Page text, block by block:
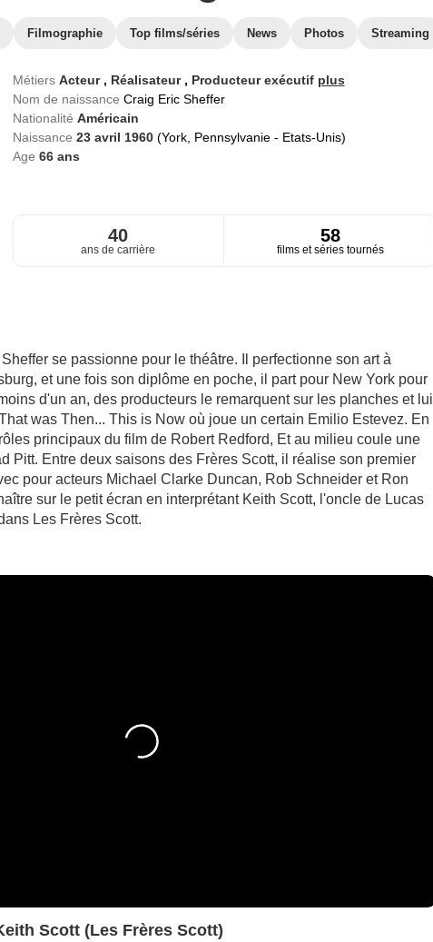
Filmographie Top films/séries News Photos Streaming
Métiers Acteur , Réalisateur , Producteur exécutif plus
Nom de naissance Craig Eric Sheffer
Nationalité Américain
Naissance 23 avril 1960 (York, Pennsylvanie - Etats-Unis)
Age 66ans
40
ans de carrière
58
films et séries tournés
se passionne pour le théâtre. Il perfectionne son art à
et une fois son diplôme en poche, il part pour New York pour
d'un an, des producteurs le remarquent sur les planches et lui
was Then... This is Now où joue un certain Emilio Estevez. En
principaux du film de Robert Redford, Et au milieu coule une
Pitt. Entre deux saisons des Frères Scott, il réalise son premier
pour acteurs Michael Clarke Duncan, Rob Schneider et Ron
sur le petit écran en interprétant Keith Scott, l'oncle de Lucas
Les Frères Scott.
Scott (Les Frères Scott)